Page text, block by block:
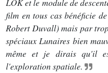
LOK et le module de
film en tous cas bénéficie
Robert Duvall) mais par
spéciaux Lunaires bien
même et je dirais qu'il
l'exploration spatiale.